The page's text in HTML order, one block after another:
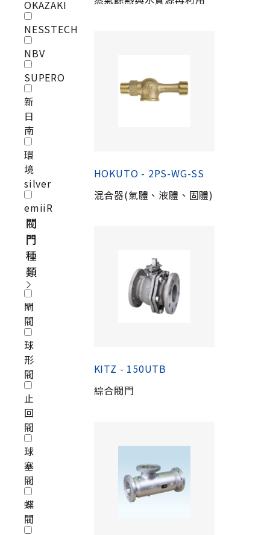
OKAZAKI
NESSTECH
NBV
SUPERO
新
日
南
環
境
silver
emiiR
閥
門
種
類
閘
閥
球
形
閥
止
回
閥
球
塞
閥
蝶
閥
HOKUTO - 2PS-WG-SS
混合器(氣體、液體、固體)
KITZ - 150UTB
綜合閥門